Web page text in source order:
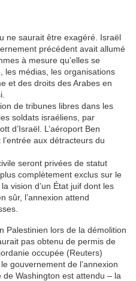
ne saurait être exagéré. Israël
précédent avait allumé
à mesure qu’elles se
les médias, les organisations
et des droits des Arabes en
de tribunes libres dans les
soldats israéliens, par
d’Israël. L’aéroport Ben
aux détracteurs du
seront privées de statut
complètement exclus sur le
vision d’un État juif dont les
sûr, l’annexion attend
Palestinien lors de la démolition
pas obtenu de permis de
occupée (Reuters)
gouvernement de l’annexion
Washington est attendu – la